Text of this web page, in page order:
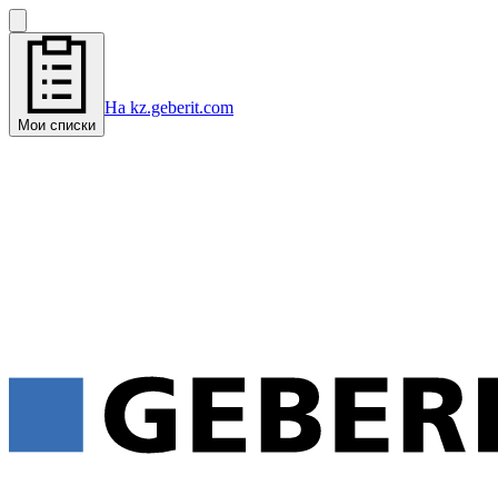
Мои списки
На kz.geberit.com